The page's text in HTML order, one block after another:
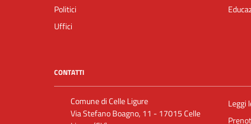
Politici
Uffici
CONTATTI
Comune di Celle Ligure
Via Stefano Boagno, 11 - 17015 Celle
Leggi